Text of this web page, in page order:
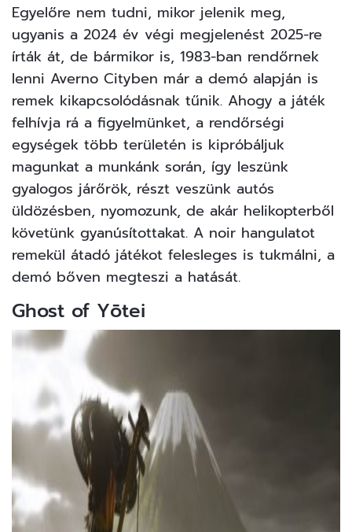
Egyelőre nem tudni, mikor jelenik meg,
ugyanis a 2024 év végi megjelenést 2025-re
írták át, de bármikor is, 1983-ban rendőrnek
lenni Averno Cityben már a demó alapján is
remek kikapcsolódásnak tűnik. Ahogy a játék
felhívja rá a figyelmünket, a rendőrségi
egységek több területén is kipróbáljuk
magunkat a munkánk során, így leszünk
gyalogos járőrök, részt veszünk autós
üldözésben, nyomozunk, de akár helikopterből
követünk gyanúsítottakat. A noir hangulatot
remekül átadó játékot felesleges is tukmálni, a
demó bőven megteszi a hatását.
Ghost of Yōtei